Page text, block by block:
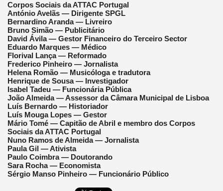
Corpos Sociais da ATTAC Portugal
António Avelãs — Dirigente SPGL
Bernardino Aranda — Livreiro
Bruno Simão — Publicitário
David Ávila — Gestor Financeiro do Terceiro Sector
Eduardo Marques — Médico
Florival Lança — Reformado
Frederico Pinheiro — Jornalista
Helena Romão — Musicóloga e tradutora
Henrique de Sousa — Investigador
Isabel Tadeu — Funcionária Pública
João Almeida — Assessor da Câmara Municipal de Lisboa
Luís Bernardo — Historiador
Luís Mouga Lopes — Gestor
Mário Tomé — Capitão de Abril e membro dos Corpos
Sociais da ATTAC Portugal
Nuno Ramos de Almeida — Jornalista
Paula Gil — Ativista
Paulo Coimbra — Doutorando
Sara Rocha — Economista
Sérgio Manso Pinheiro — Funcionário Público